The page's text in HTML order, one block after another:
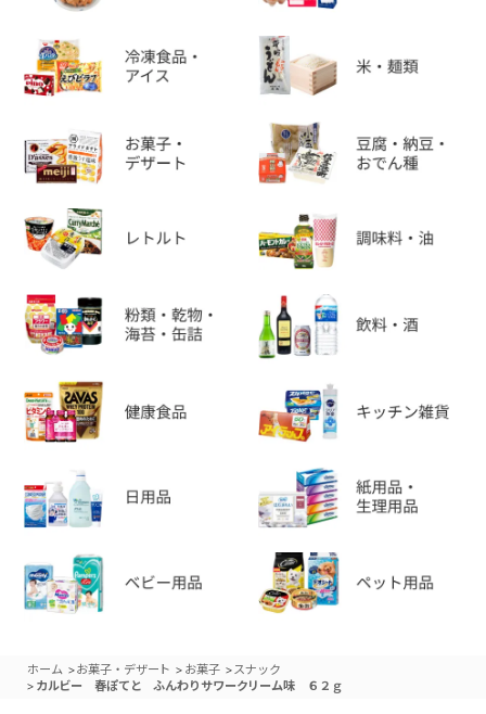
ホーム >お菓子・デザート > お菓子 > スナック
> カルビー 春ぽてと ふんわりサワークリーム味 ６２ｇ